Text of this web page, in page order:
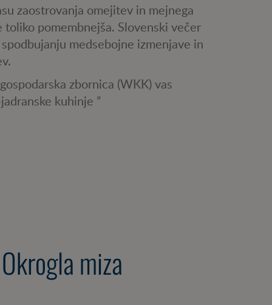
zaostrovanja omejitev in mejnega
pomembnejša. Slovenski večer
medsebojne izmenjave in
zbornica (WKK) vas
kuhinje ”
miza